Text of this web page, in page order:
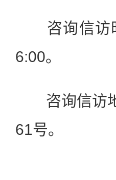
咨询信访
6:00。
咨询信访地
61号。